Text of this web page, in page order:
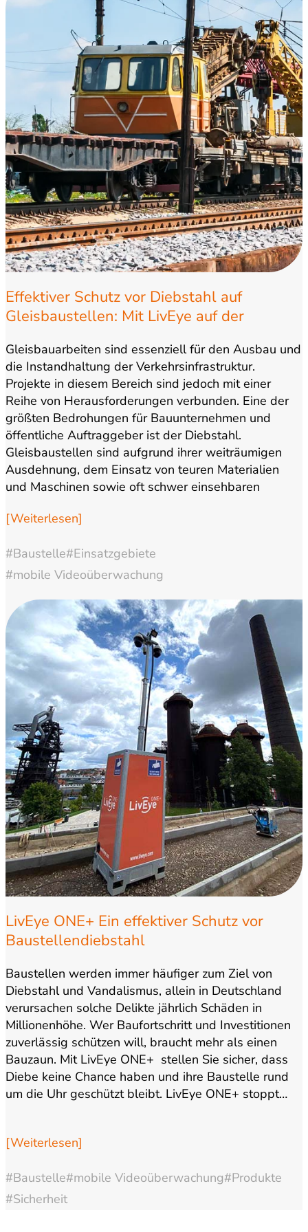
Effektiver Schutz vor Diebstahl auf
Gleisbaustellen: Mit LivEye auf der
Gleisbauarbeiten sind essenziell für den Ausbau und
die Instandhaltung der Verkehrsinfrastruktur.
Projekte in diesem Bereich sind jedoch mit einer
Reihe von Herausforderungen verbunden. Eine der
größten Bedrohungen für Bauunternehmen und
öffentliche Auftraggeber ist der Diebstahl.
Gleisbaustellen sind aufgrund ihrer weiträumigen
Ausdehnung, dem Einsatz von teuren Materialien
und Maschinen sowie oft schwer einsehbaren
[Weiterlesen]
#Baustelle#Einsatzgebiete
#mobile Videoüberwachung
LivEye ONE+ Ein effektiver Schutz vor
Baustellendiebstahl
Baustellen werden immer häufiger zum Ziel von
Diebstahl und Vandalismus, allein in Deutschland
verursachen solche Delikte jährlich Schäden in
Millionenhöhe. Wer Baufortschritt und Investitionen
zuverlässig schützen will, braucht mehr als einen
Bauzaun. Mit LivEye ONE+ stellen Sie sicher, dass
Diebe keine Chance haben und ihre Baustelle rund
um die Uhr geschützt bleibt.​ LivEye ONE+ stoppt…
[Weiterlesen]
#Baustelle#mobile Videoüberwachung#Produkte
#Sicherheit